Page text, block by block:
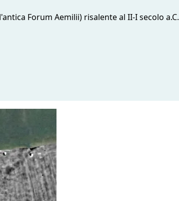
Forum Aemilii) risalente al II-I secolo a.C.